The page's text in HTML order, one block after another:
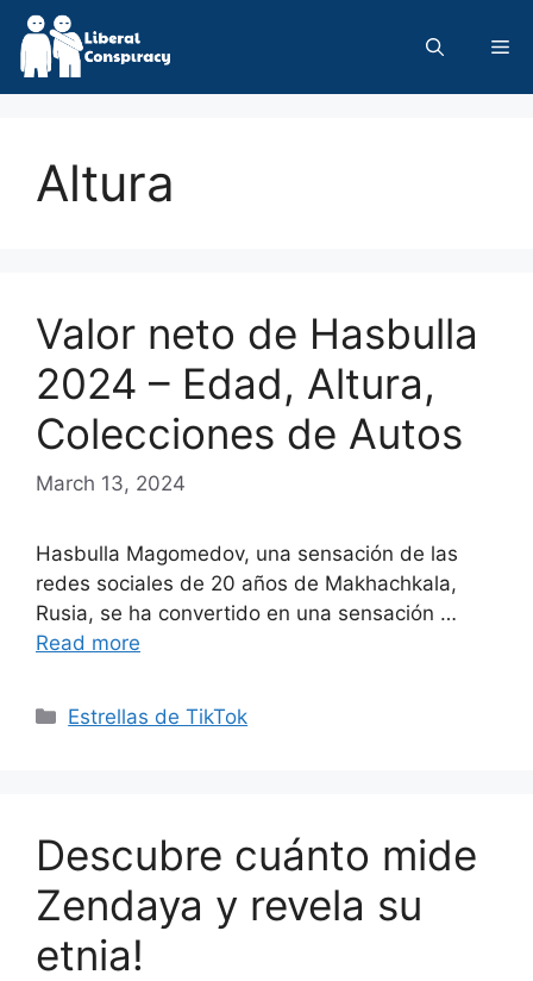
Skip
content
Altura
Valor neto de Hasbulla
2024 – Edad, Altura,
Colecciones de Autos
March 13, 2024
Hasbulla Magomedov, una sensación de las
redes sociales de 20 años de Makhachkala,
Rusia, se ha convertido en una sensación …
Read more
Categories
Estrellas de TikTok
Descubre cuánto mide
Zendaya y revela su
etnia!